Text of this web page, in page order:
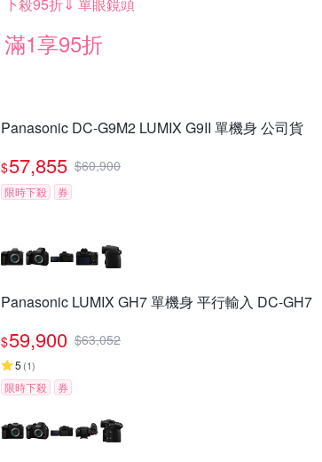
滿1享95折
Panasonic DC-G9M2 LUMIX G9II 單機身 公司貨
$57,855 $60,900
限時下殺 券
Panasonic LUMIX GH7 單機身 平行輸入 DC-GH7
$59,900 $63,052
5 (1)
限時下殺 券